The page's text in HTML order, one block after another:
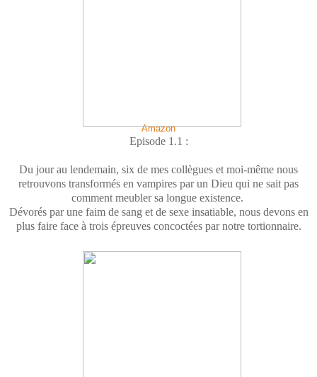
Amazon
Episode 1.1 :
Du jour au lendemain, six de mes collègues et moi-même nous
retrouvons transformés en vampires par un Dieu qui ne sait pas
comment meubler sa longue existence.
Dévorés par une faim de sang et de sexe insatiable, nous devons en
plus faire face à trois épreuves concoctées par notre tortionnaire.